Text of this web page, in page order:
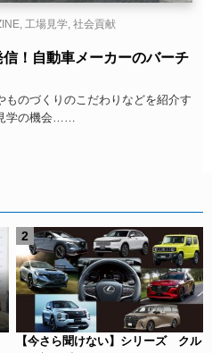
工場見学 ,社会貢献
！自動車メーカーのバーチ
ものづくりのこだわりなどを紹介す
学の機会……
【今さら聞けない】シリーズ クル